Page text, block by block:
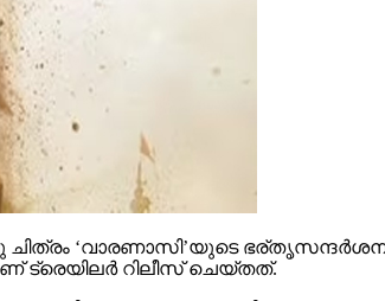
‘വാരണാസി’യുടെ
ട്രെയിലര്‍ റിലീസ് ചെയ്തത്.